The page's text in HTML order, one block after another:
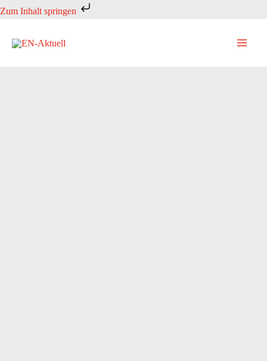
Zum Inhalt springen
Zum
springen